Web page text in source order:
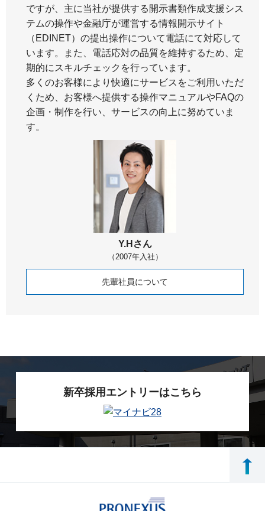
ですが、主に当社が提供する開示書類作成支援シス
テムの操作や金融庁が運営する情報開示サイト
（EDINET）の提出操作について電話にて対応して
います。また、電話応対の品質を維持するため、定
期的にスキルチェックを行っています。
多くのお客様により快適にサービスをご利用いただ
くため、お客様へ提供する操作マニュアルやFAQの
企画・制作を行い、サービスの向上に努めていま
す。
Y.Hさん
（2007年入社）
先輩社員について
新卒採用エントリーはこちら